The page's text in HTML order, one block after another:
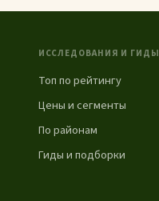
ИССЛЕДОВАНИЯ И ГИДЫ
Топ по рейтингу
Цены и сегменты
По районам
Гиды и подборки